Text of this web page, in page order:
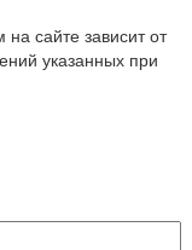
сайте зависит от
указанных при